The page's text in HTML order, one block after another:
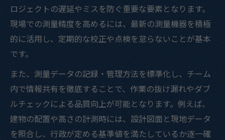
ロジェクトの遅延やミスを防ぐ重要な要素となります。
現場での測量精度を高めるには、最新の測量機器を積極
的に活用し、定期的な校正や点検を怠らないことが基本
です。
また、測量データの記録・管理方法を標準化し、チーム
内で情報共有を徹底することで、作業の抜け漏れやダブ
ルチェックによる品質向上が可能となります。例えば、
建物の配置や高さの計測時には、設計図面と現地データ
を照合し、行政が定める基準値を満たしているか逐一確